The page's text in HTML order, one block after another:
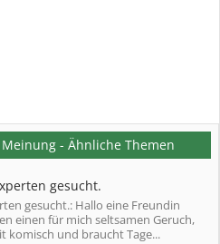
- Ähnliche Themen
gesucht.
gesucht.: Hallo eine Freundin
einen für mich seltsamen Geruch,
komisch und braucht Tage...